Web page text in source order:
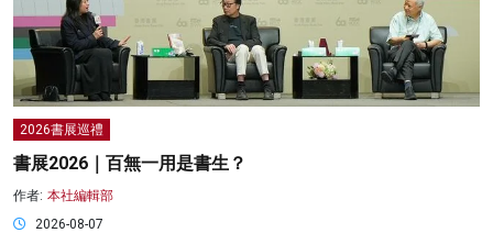
2026書展巡禮
書展2026｜百無一用是書生？
作者: 本社編輯部
2026-08-07